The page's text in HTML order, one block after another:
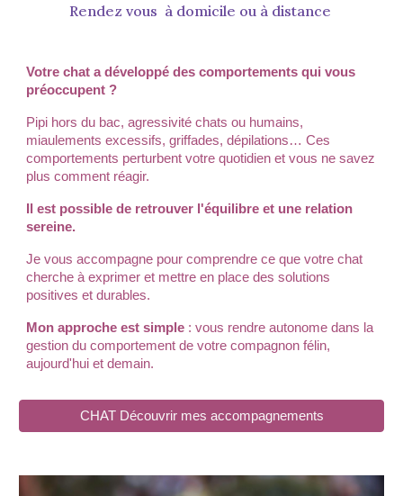
Rendez vous à domicile ou à distance
Votre chat a développé des comportements qui vous
préoccupent ?
Pipi hors du bac, agressivité chats ou humains,
miaulements excessifs, griffades, dépilations… Ces
comportements perturbent votre quotidien et vous ne savez
plus comment réagir.
Il est possible de retrouver l'équilibre et une relation
sereine.
Je vous accompagne pour comprendre ce que votre chat
cherche à exprimer et mettre en place des solutions
positives et durables.
Mon approche est simple : vous rendre autonome dans la
gestion du comportement de votre compagnon félin,
aujourd'hui et demain.
CHAT Découvrir mes accompagnements